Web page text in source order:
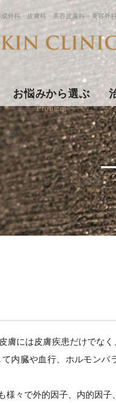
外科・皮膚科・美容皮膚科・美容外
お悩みから選ぶ
Problem
膚には皮膚疾患だけでな
内臓や血行、ホルモンバ
々で外的因子、内的因子